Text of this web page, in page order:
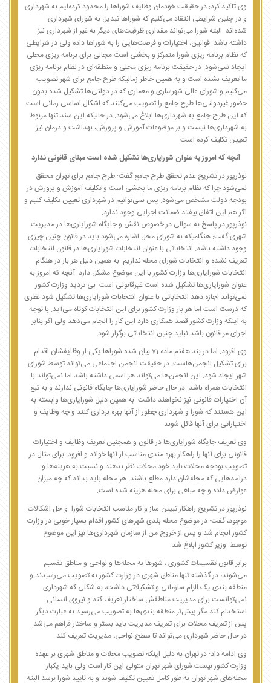
وی تاکید کرد: در حقیقت خودمان وظایف شوراها را محدود کرده‌ایم به شهرداری
و در چنین شرایطی انتقاد می‌کنیم که شوراها تبدیل به شورای شهرداری
شده‌اند. البته شورا می‌تواند مقداری ظرفیت‌های دیگر به غیر از شهرداری نیز
داشته باشد. قوانین، اختیارات و فرصت‌هایی را به شوراها داده ولی در شرایطی
که نظام برنامه ریزی شورا متمرکز و بخشی است مجالی برای برنامه ریزی محلی
ایجاد نمی‌شود. در حقیقت برنامه ریزی محلی و منطقه‌ای در نظام برنامه ریزی
ما تعریف نشده است و به همین خاطر زمانیکه طرح جامع برای شهر تصویب
می‌کنیم و شورای عالی شهرسازی و معماری که در دولتی‌ها تشکیل شده بدون
حضور غیردولتی‌ها طرح جامع را تصویب می‌کنند که اشکال اساسی زمانی است
که این طرح جامع به شهرداری‌ها ابلاغ می‌شود. در حالیکه این سند تنها مربوط
به شهرداری‌ها نیست و بر موضوعات آموزش و پرورش، بهداشت و درمان نیز
تعیین تکلیف کرده است.
آنچه که امروز به عنوان شورایاری‌ها تشکیل شده است مبنای قانونی ندارد
نوذرپور در تشریح عدم تحقق طرح جامع گفت: طرح جامع برای تهران محقق
نمی‌شود چرا که نظام برنامه ریزی ما بخشی است و تکلیف آموزش و پرورش در
بودجه دولت مشخص می‌شود. پس نمی‌توانیم در شهرداری تعیین تکلیف کنیم و
اگر هم این اتفاق بیفتد ضمانت اجرایی وجود ندارد.
نوذرپور در پاسخ به سوالی در خصوص نقش و جایگاه شورایاری‌ها در مدیریت
شهری گفت: هنگامیکه به شورای محل اشاره می‌شود باید در قانون چنین چیزی
وجود داشته باشد. انتخاباتی با عنوان انتخابات شورایاری‌ها در قانون انتخابات
تعریف نشده و انتخابات شورای محله نداریم. به همین دلیل هر بار در هنگام
انتخابات شورایاری‌ها وزارت کشور با این موضوع مشکل دارد. آنچه که امروز به
عنوان شورایاری‌ها تشکیل شده است غیرقانونی است. بی تردید وزارت کشور
نمی‌تواند اجازه دهد انتخاباتی با عنوان انتخابات شورایاری‌ها تشکیل شود نظری
که درست است اما هر بار وزارت کشور برای این انتخابات کوتاه می‌آید. با توجه
به اینکه وزارت کشور قصد همکاری دارد این کار را انجام می‌دهد ولی اگر بنابر
اجرای مر قانون باشد نباید چنین انتخاباتی برگزار شود.
وی افزود: اما در بند هفتم ماده 71 بیان شده شوراها یکی از وظایفشان اقدام
برای تشکیل انجمن‌هاست. در حقیقت انجمن اجتماعی می‌تواند توسط شورای
شهر ایجاد شود. این انجمن‌ها می‌تواند هر اسمی داشته باشد اما نمی‌تواند با
انتخابات همراه باشد. در حال حاضر شورایاری‌ها جایگاه قانونی ندارند و به تبع
آن اختیارات قانونی نیز نخواهند داشت. به همین دلیل شورایاری‌ها وابسته به
این هستند که شورا و شهرداری چطور از آنها بهره برداری کنند و چه وظایف و
اختیاراتی برای آنها قائل شوند.
وی تعریف جایگاه شورایاری‌ها در قانون و همچنین تعریف وظایف و اختیارات
قانونی برای آنها را راهکار بهره مندی مناسب از آنها خواند و افزود: برای مثال در
تصویب بودجه محلات باید خود محلات نظر بدهند و نسبت به هزینه‌ها و
درآمدهایی که محله‌شان دارد مطلع باشند. هر محله باید بداند که چه میزان
عوارض داده و چه مبلغی برای محله هزینه شده است.
نوذرپور در تشریح راهکار تبیین ساز و کار مناسب انتخابات شورا و حل اشکالات
موجود، گفت: در موضوع محله بندی شهرهای کشور اقدام بسیار خوبی در وزارت
کشور انجام شد و پس از خروج من از سازمان شهرداری‌ها نیز این موضوع
توسط وزیر کشور ابلاغ شد.
برابر قانون تقسیمات کشوری ، شهرها به محله‌ها و نواحی و مناطق تقسیم
می‌شوند، در گذشته تنها مناطق شهری در وزارت کشور به تصویب می‌رسیدند و
منطقه بندی یک الزام سازمانی و تشکیلاتی داشت، به شکلی که شهرداری
نمی‌توانست برای مدیریت مناطقش ساختار تعریف کند و نیروی انسانی
استخدام کند مگر پیش‌تر منطقه بندی‌ها به تصویب می‌رسید به عبارت دیگر
پس از تعریف محلات برای تعریف مدیریت باید بستر و ساختار فراهم می‌شد.
در حال حاضر شهرداری می‌تواند تا سطح نواحی، مدیریت تعریف کند.
وی ادامه داد: در تهران به دلیل اینکه تصویب محلات و مناطق شهری بر عهده
وزارت کشور نیست شورای شهر تهران متولی این کار است ولی باید یکبار
محله‌های شهر تهران به طور کامل تعیین تکلیف شوند و به تایید شورا برسد البته